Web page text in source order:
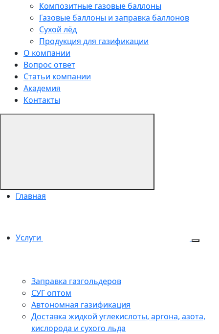
Композитные газовые баллоны
Газовые баллоны и заправка баллонов
Сухой лёд
Продукция для газификации
О компании
Вопрос ответ
Статьи компании
Академия
Контакты
Главная
Услуги
Заправка газгольдеров
СУГ оптом
Автономная газификация
Доставка жидкой углекислоты, аргона, азота,
кислорода и сухого льда